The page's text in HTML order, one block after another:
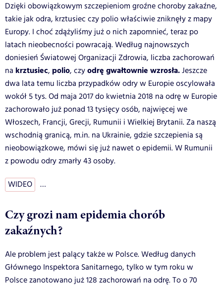
Dzięki obowiązkowym szczepieniom groźne choroby zakaźne,
takie jak odra, krztusiec czy polio właściwie zniknęły z mapy
Europy. I choć zdążyliśmy już o nich zapomnieć, teraz po
latach nieobecności powracają. Według najnowszych
doniesień Światowej Organizacji Zdrowia, liczba zachorowań
na krztusiec, polio, czyodrę gwałtownie wzrosła.Jeszcze
dwa lata temu liczba przypadków odry w Europie oscylowała
wokół 5 tys. Od maja 2017 do kwietnia 2018 na odrę w Europie
zachorowało już ponad 13 tysięcy osób, najwięcej we
Włoszech, Francji, Grecji, Rumunii i Wielkiej Brytanii. Za naszą
wschodnią granicą, m.in. na Ukrainie, gdzie szczepienia są
nieobowiązkowe, mówi się już nawet o epidemii. W Rumunii
z powodu odry zmarły 43 osoby.
WIDEO …
Czy grozi nam epidemia chorób
zakaźnych?
Ale problem jest palący także w Polsce. Według danych
Głównego Inspektora Sanitarnego, tylko w tym roku w
Polsce zanotowano już 128 zachorowań na odrę. To o 70